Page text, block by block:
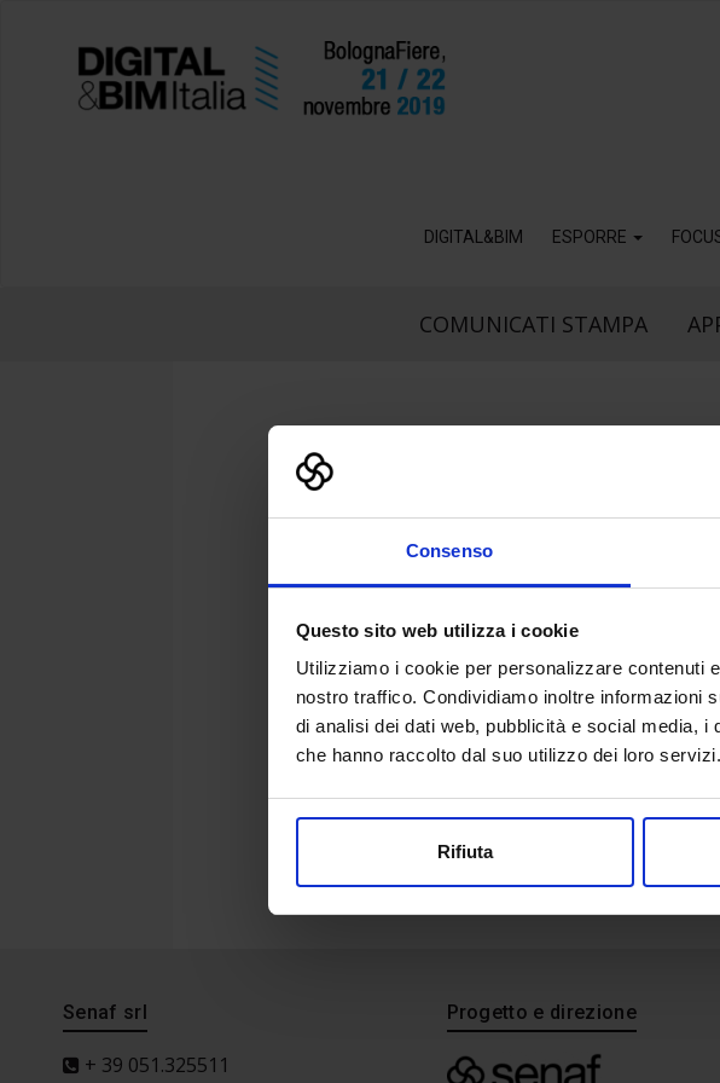
Consenso
Questo sito web utilizza i cookie
Utilizziamo i cookie per personalizzare contenuti
nostro traffico. Condividiamo inoltre informazioni
di analisi dei dati web, pubblicità e social media,
che hanno raccolto dal suo utilizzo dei loro servizi.
Rifiuta
DIGITAL&BIM ESPORRE
COMUNICATI STAMPA
Senaf srl
+ 39 051.325511
Progetto e direzione